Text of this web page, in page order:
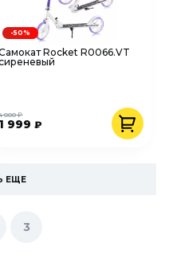
Rocket R0066.VT
1 999₽
000 ₽
-50%
ЕЩЕ
3